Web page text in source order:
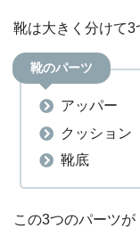
靴は大きく分けて3
靴のパーツ
アッパー
クッション
靴底
この3つのパーツ